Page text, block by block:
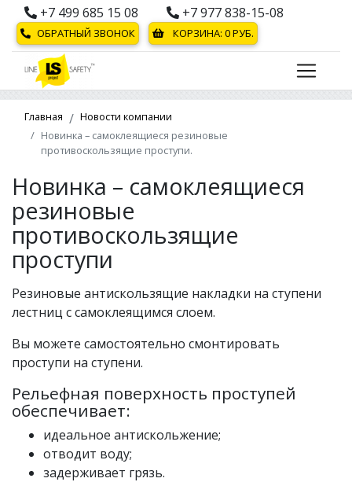
+7 499 685 15 08 +7 977 838-15-08
ОБРАТНЫЙ ЗВОНОК КОРЗИНА: 0РУБ.
Главная
Новости компании
Новинка – самоклеящиеся резиновые
противоскользящие проступи.
Новинка – самоклеящиеся
резиновые
противоскользящие
проступи
Резиновые антискользящие накладки на ступени
лестниц с самоклеящимся слоем.
Вы можете самостоятельно смонтировать
проступи на ступени.
Рельефная поверхность проступей
обеспечивает:
идеальное антискольжение;
отводит воду;
задерживает грязь.